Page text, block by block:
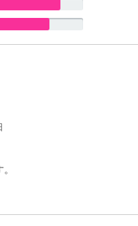
ません。
き、お届けする商品セット
みください。
原材料の表記が旧表記の場
みください。なお、本理由
換は対応いたしかねます。